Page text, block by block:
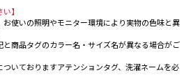
】
使いの照明やモニター環境により実物の色味と異
商品タグのカラー名・サイズ名が異なる場合がご
いておりますアテンションタグ、洗濯ネームを必